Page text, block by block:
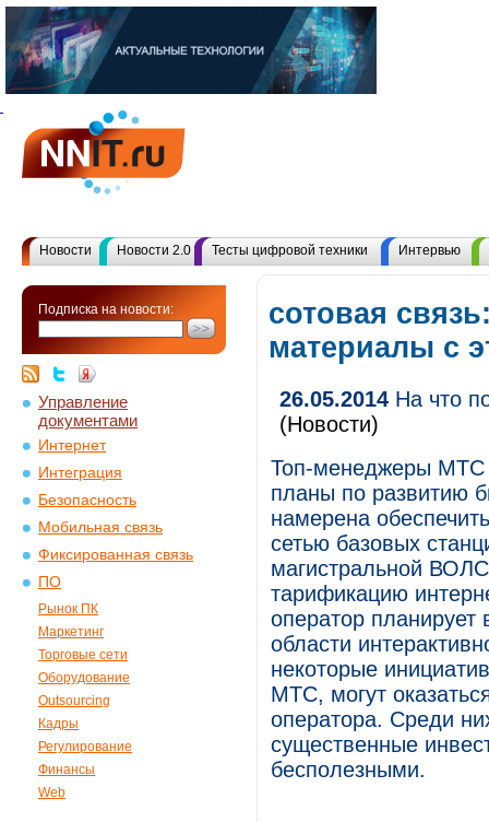
Новости Новости 2.0 Тесты цифровой техники Интервью
Подписка на новости:
Управление
документами
Интернет
Интеграция
Безопасность
Мобильная связь
Фиксированная связь
ПО
Рынок ПК
Маркетинг
Торговые сети
Оборудование
Outsourcing
Кадры
Регулирование
Финансы
Web
сотовая
материалы с
26.05.2014 На что
(Новости)
Топ-менеджеры МТС
планы по развитию
намерена
сетью базовых
магистральной
тарификацию
оператор
области
некоторые
МТС, могут
оператора. Среди
существенные
бесполезными.